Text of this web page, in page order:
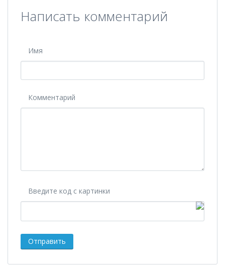
Написать комментарий
Имя
Комментарий
Введите код с картинки